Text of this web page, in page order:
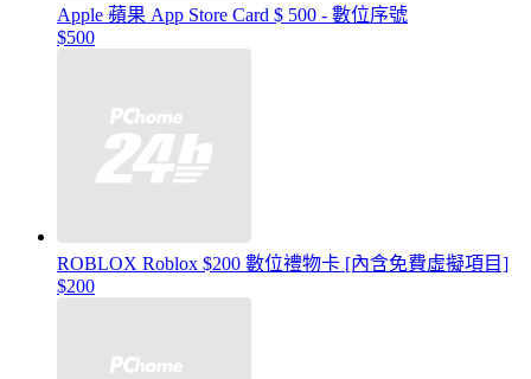
Apple 蘋果 App Store Card $ 500 - 數位序號
$500
ROBLOX Roblox $200 數位禮物卡 [內含免費虛擬項目]
$200